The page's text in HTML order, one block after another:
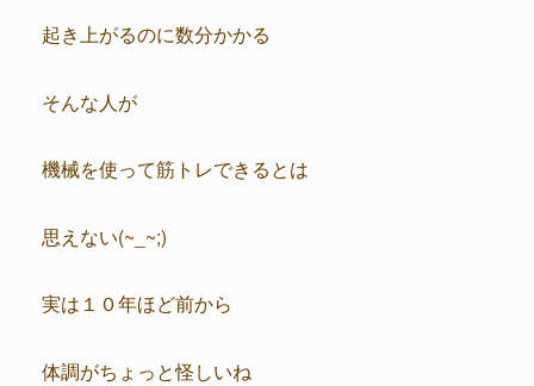
起き上がるのに数分かかる
そんな人が
機械を使って筋トレできるとは
思えない(~_~;)
実は１０年ほど前から
体調がちょっと怪しいね